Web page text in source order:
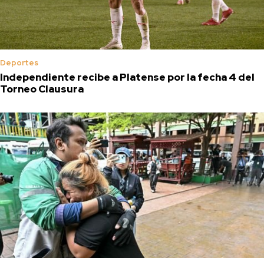
Deportes
Independiente recibe a Platense por la fecha 4 del
Torneo Clausura